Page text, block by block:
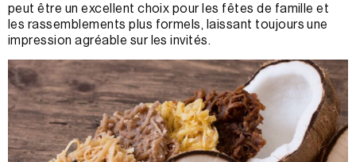
peut être un excellent choix pour les fêtes de famille et
les rassemblements plus formels, laissant toujours une
impression agréable sur les invités.